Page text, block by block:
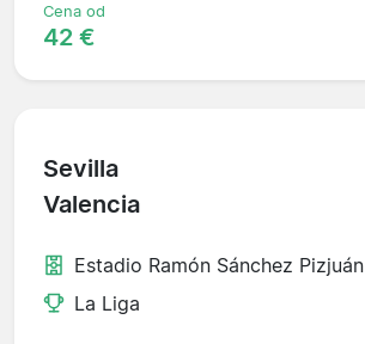
Cena od
42 €
Sevilla
Valencia
Estadio Ramón Sánchez Pizjuán
La Liga